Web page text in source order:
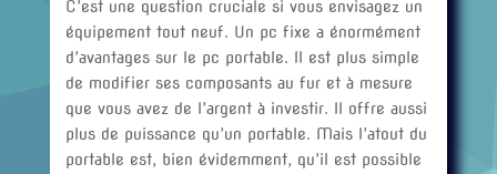
C’est une question cruciale si vous envisagez un
équipement tout neuf. Un pc fixe a énormément
d’avantages sur le pc portable. Il est plus simple
de modifier ses composants au fur et à mesure
que vous avez de l’argent à investir. Il offre aussi
plus de puissance qu’un portable. Mais l’atout du
portable est, bien évidemment, qu’il est possible